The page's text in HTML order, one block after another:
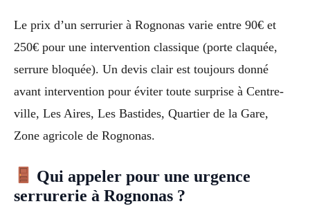
Le prix d’un serrurier à Rognonas varie entre 90€ et
250€ pour une intervention classique (porte claquée,
serrure bloquée). Un devis clair est toujours donné
avant intervention pour éviter toute surprise à Centre-
ville, Les Aires, Les Bastides, Quartier de la Gare,
Zone agricole de Rognonas.
Qui appeler pour une urgence
serrurerie à Rognonas ?